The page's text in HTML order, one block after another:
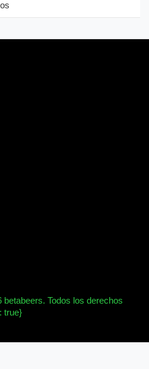
betabeers. Todos los derechos
true}